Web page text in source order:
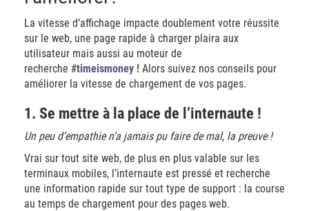
La vitesse d’affichage impacte doublement votre réussite
sur le web, une page rapide à charger plaira aux
utilisateur mais aussi au moteur de
recherche #timeismoney ! Alors suivez nos conseils pour
améliorer la vitesse de chargement de vos pages.
1. Se mettre à la place de l’internaute !
Un peu d’empathie n’a jamais pu faire de mal, la preuve !
Vrai sur tout site web, de plus en plus valable sur les
terminaux mobiles, l’internaute est pressé et recherche
une information rapide sur tout type de support : la course
au temps de chargement pour des pages web.